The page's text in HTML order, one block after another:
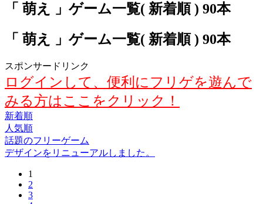
「 萌え 」ゲーム一覧( 新着順 ) 90本
「 萌え 」ゲーム一覧( 新着順 ) 90本
スポンサードリンク
ログインして、便利にフリゲを遊んで
みる方はここをクリック！
新着順
人気順
話題のフリーゲーム
デザインをリニューアルしました。
1
2
3